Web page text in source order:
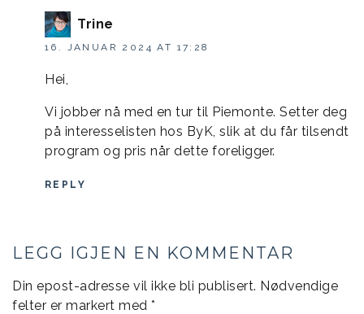
Trine
16. JANUAR 2024 AT 17:28
Hei,
Vi jobber nå med en tur til Piemonte. Setter deg
på interesselisten hos ByK, slik at du får tilsendt
program og pris når dette foreligger.
REPLY
LEGG IGJEN EN KOMMENTAR
Din epost-adresse vil ikke bli publisert. Nødvendige
felter er markert med *